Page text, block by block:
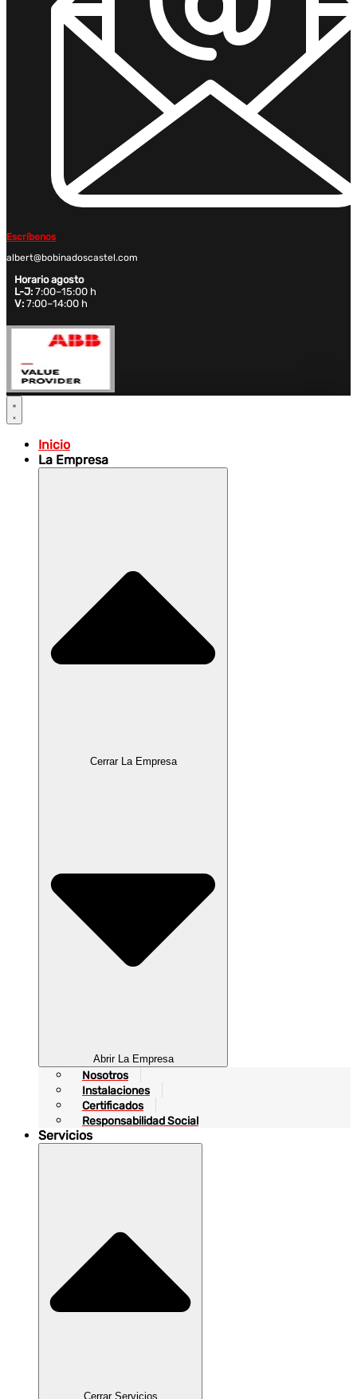
Escríbenos
albert@bobinadoscastel.com
Horario agosto
L-J: 7:00–15:00 h
V: 7:00–14:00 h
Inicio
La Empresa
Cerrar La Empresa
Abrir La Empresa
Nosotros
Instalaciones
Certificados
Responsabilidad Social
Servicios
Cerrar Servicios